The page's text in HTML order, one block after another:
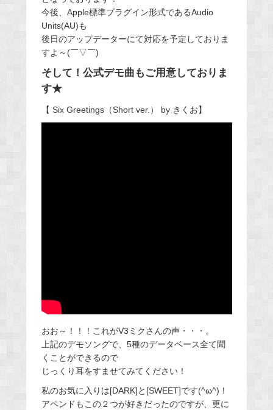
今後、Apple標準プラグイン形式であるAudio
Units(AU)も
後日のアップデーターにて対応を予定しておりま
すよ～(￣▽￣)
そして！公式デモ曲もご用意しておりま
す★
【 Six Greetings（Short ver.） by きくお】
おお～！！！これがV3ミクさんの声・・・。
上記のデモソングで、5種のデータベース全て聞
くことができるので
じっくり耳をすませてみてください！
私のお気に入りは[DARK]と[SWEET]です(^ω^)！
アペンドもこの２つが好きだったのですが、更に